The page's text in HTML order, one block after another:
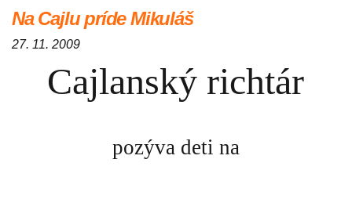
Na Cajlu príde Mikuláš
27. 11. 2009
Cajlanský richtár
pozýva deti na